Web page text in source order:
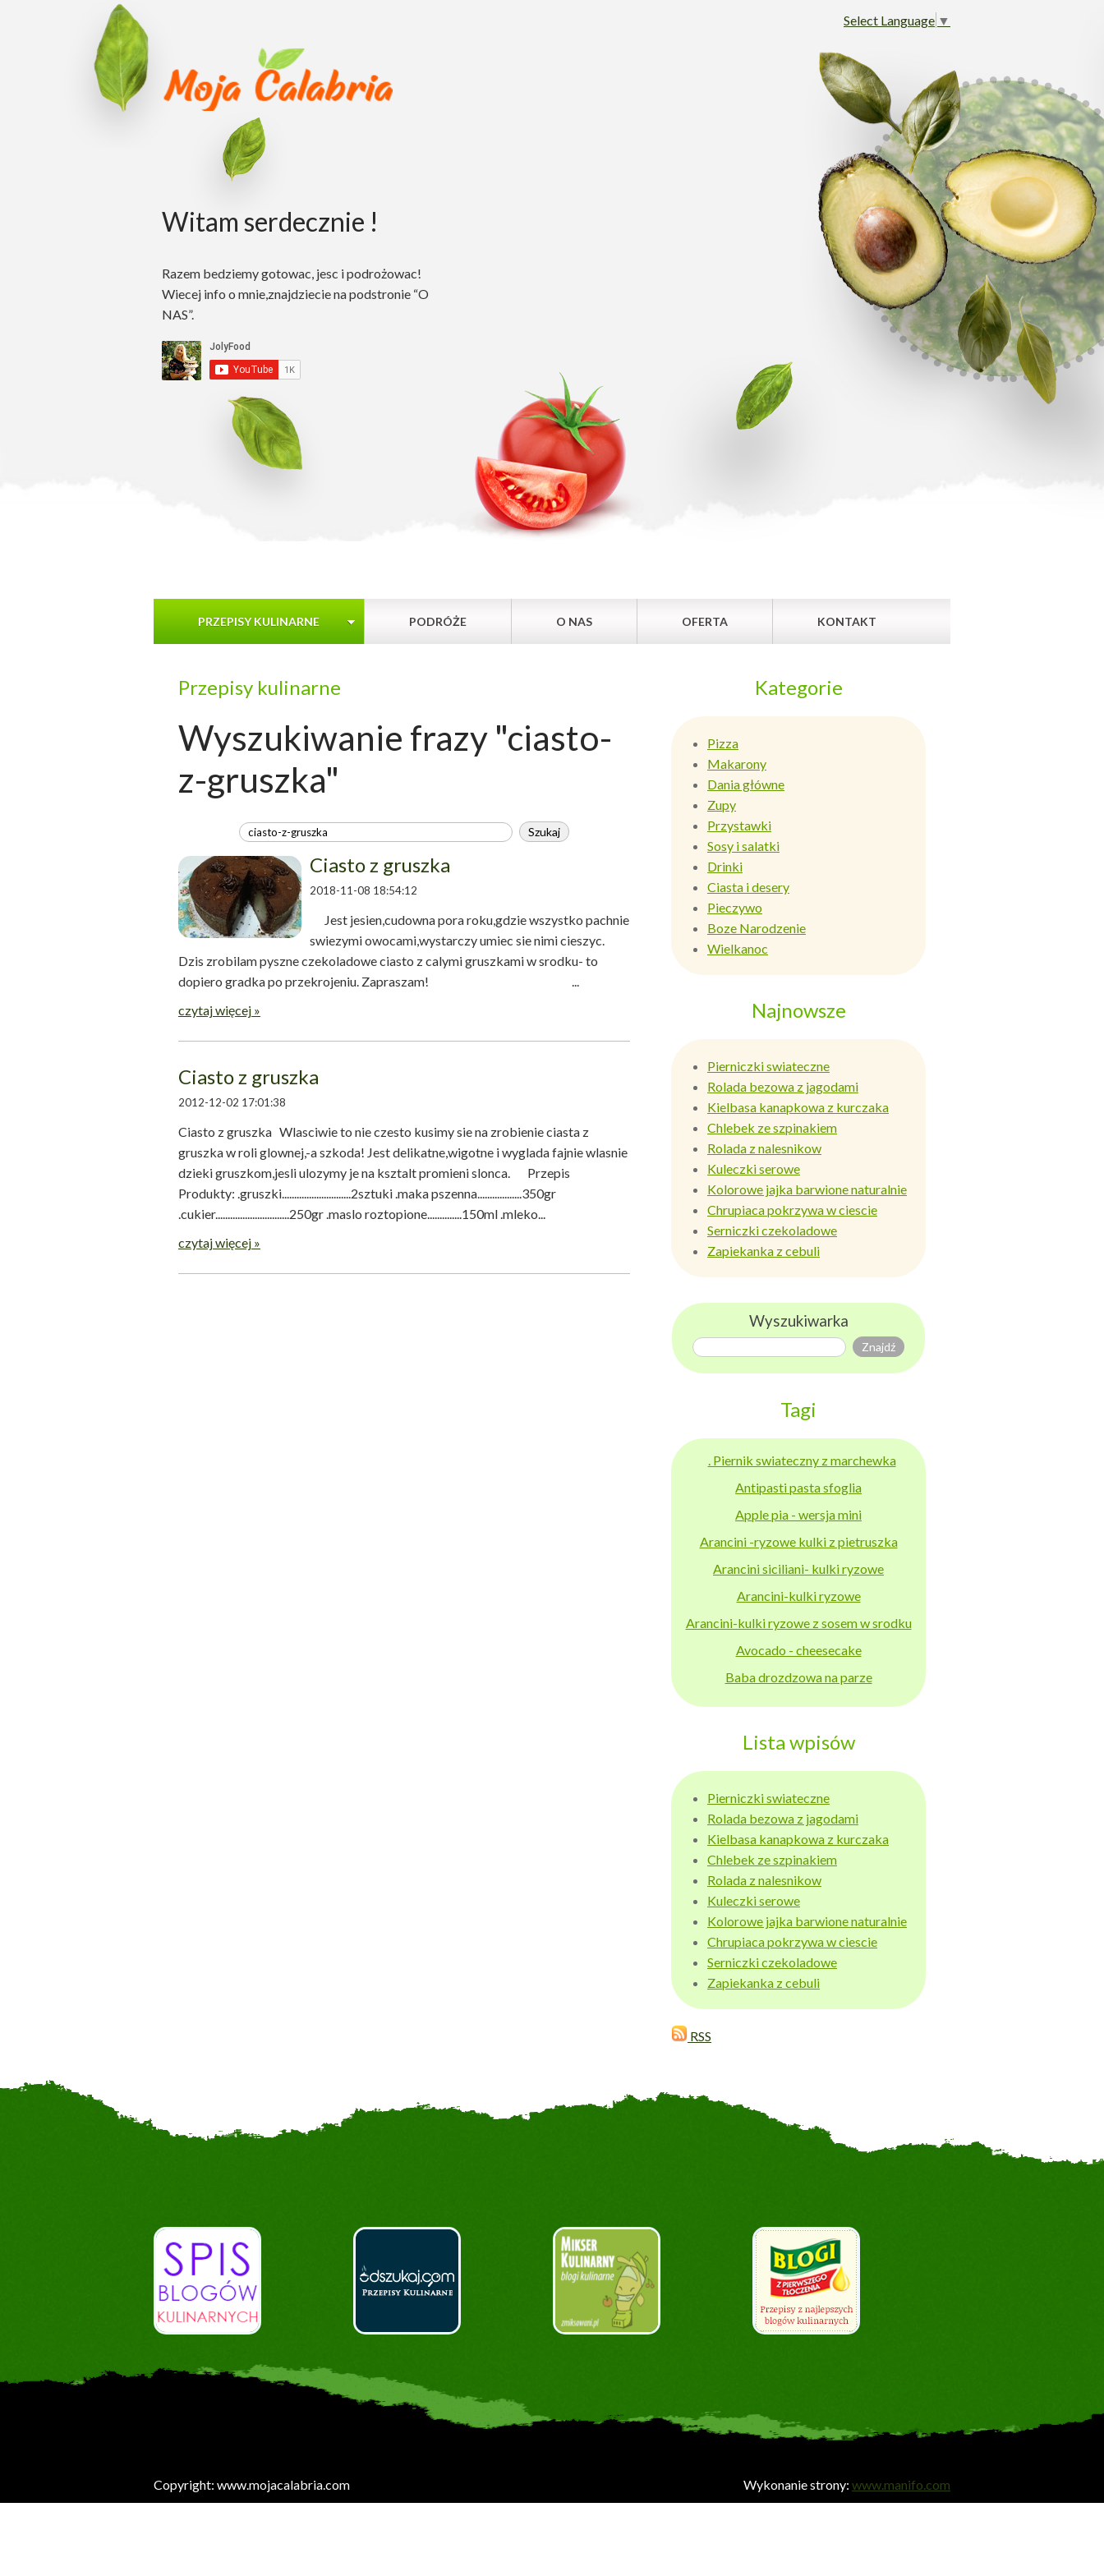
Witam serdecznie !
Razem bedziemy gotowac, jesc i podrożowac!
Wiecej info o mnie,znajdziecie na podstronie “O
NAS”.
Select Language ▼
PRZEPISY KULINARNE PODRÓŻE O NAS OFERTA KONTAKT
Przepisy kulinarne
Wyszukiwanie frazy "ciasto-
z-gruszka"
Ciasto z gruszka
2018-11-08 18:54:12
Jest jesien,cudowna pora roku,gdzie wszystko pachnie
swiezymi owocami,wystarczy umiec sie nimi cieszyc.
Dzis zrobilam pyszne czekoladowe ciasto z calymi gruszkami w srodku- to
dopiero gradka po przekrojeniu. Zapraszam! ...
czytaj więcej »
Ciasto z gruszka
2012-12-02 17:01:38
Ciasto z gruszka Wlasciwie to nie czesto kusimy sie na zrobienie ciasta z
gruszka w roli glownej,-a szkoda! Jest delikatne,wigotne i wyglada fajnie wlasnie
dzieki gruszkom,jesli ulozymy je na ksztalt promieni slonca. Przepis
Produkty: .gruszki............................2sztuki .maka pszenna..................350gr
.cukier..............................250gr .maslo roztopione..............150ml .mleko...
czytaj więcej »
Kategorie
Pizza
Makarony
Dania główne
Zupy
Przystawki
Sosy i salatki
Drinki
Ciasta i desery
Pieczywo
Boze Narodzenie
Wielkanoc
Najnowsze
Pierniczki swiateczne
Rolada bezowa z jagodami
Kielbasa kanapkowa z kurczaka
Chlebek ze szpinakiem
Rolada z nalesnikow
Kuleczki serowe
Kolorowe jajka barwione naturalnie
Chrupiaca pokrzywa w ciescie
Serniczki czekoladowe
Zapiekanka z cebuli
Wyszukiwarka
Tagi
. Piernik swiateczny z marchewka
Antipasti pasta sfoglia
Apple pia - wersja mini
Arancini -ryzowe kulki z pietruszka
Arancini siciliani- kulki ryzowe
Arancini-kulki ryzowe
Arancini-kulki ryzowe z sosem w srodku
Avocado - cheesecake
Baba drozdzowa na parze
Lista wpisów
Pierniczki swiateczne
Rolada bezowa z jagodami
Kielbasa kanapkowa z kurczaka
Chlebek ze szpinakiem
Rolada z nalesnikow
Kuleczki serowe
Kolorowe jajka barwione naturalnie
Chrupiaca pokrzywa w ciescie
Serniczki czekoladowe
Zapiekanka z cebuli
RSS
Copyright: www.mojacalabria.com Wykonanie strony: www.manifo.com